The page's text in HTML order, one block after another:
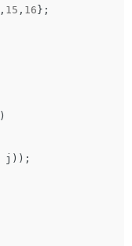
, 15 , 16 };
)
j ));